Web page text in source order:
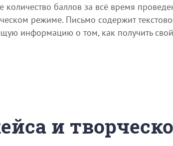
баллов за всё время
режиме. Письмо содержит
информацию о том, как получить
и